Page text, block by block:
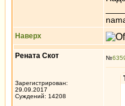
Наверх
Рената Скот
Зарегистрирован:
29.09.2017
Суждений: 14208
№